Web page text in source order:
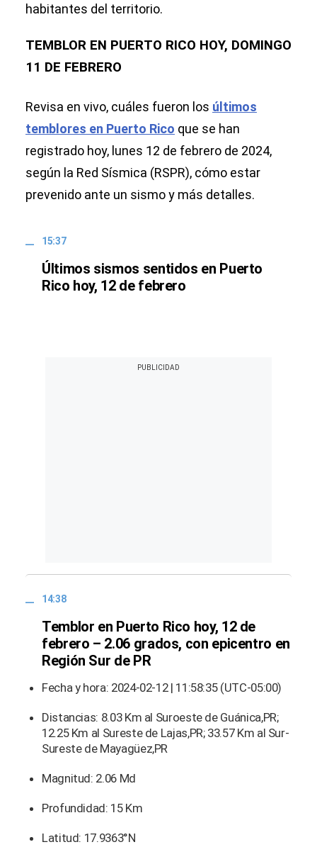
habitantes del territorio.
TEMBLOR EN PUERTO RICO HOY, DOMINGO
11 DE FEBRERO
Revisa en vivo, cuáles fueron los últimos
temblores en Puerto Rico que se han
registrado hoy, lunes 12 de febrero de 2024,
según la Red Sísmica (RSPR), cómo estar
prevenido ante un sismo y más detalles.
15:37
Últimos sismos sentidos en Puerto
Rico hoy, 12 de febrero
14:38
Temblor en Puerto Rico hoy, 12 de
febrero – 2.06 grados, con epicentro en
Región Sur de PR
Fecha y hora: 2024-02-12 | 11:58:35 (UTC-05:00)
Distancias: 8.03 Km al Suroeste de Guánica,PR;
12.25 Km al Sureste de Lajas,PR; 33.57 Km al Sur-
Sureste de Mayagüez,PR
Magnitud: 2.06 Md
Profundidad: 15 Km
Latitud: 17.9363°N